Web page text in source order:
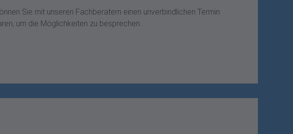
Sie mit unseren Fachberatern einen unverbindlichen Termin
um die Möglichkeiten zu besprechen.